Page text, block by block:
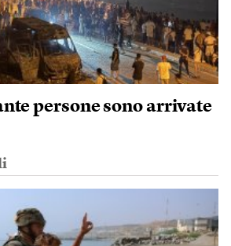
persone sono arrivate